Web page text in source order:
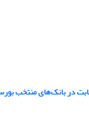
در بانک‌های منتخب